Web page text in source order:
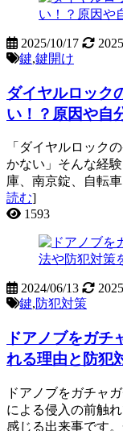
2025/10/17
鍵,鍵開け
ダイヤルロック
い！？原因や自
「ダイヤルロック
かない」そんな経
庫、南京錠、自転
読む]
1593
2024/06/13
鍵,防犯対策
ドアノブをガチ
れる理由と防犯
ドアノブをガチャ
による侵入の前触
感じる出来事です